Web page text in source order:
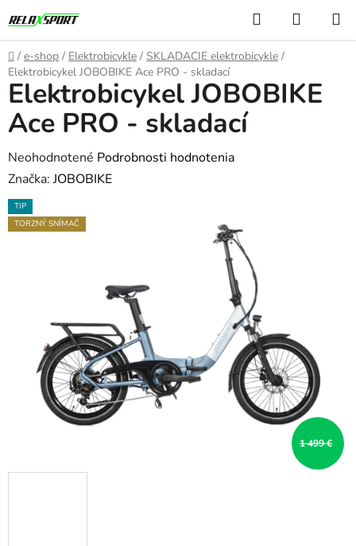
na
obsah
Hľadať
KOŠÍK
Domov
/ e-shop / Elektrobicykle / SKLADACIE elektrobicykle /
Elektrobicykel JOBOBIKE Ace PRO - skladací
Elektrobicykel JOBOBIKE
Ace PRO - skladací
Priemerné
hodnotenie
produktu
je
Neohodnotené Podrobnosti hodnotenia
Značka:JOBOBIKE
TIP
TORZNÝ SNÍMAČ
1 499 €